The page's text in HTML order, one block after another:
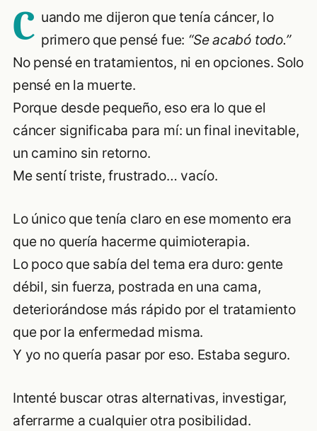
C uando me dijeron que tenía cáncer, lo
primero que pensé fue: “Se acabó todo.”
No pensé en tratamientos, ni en opciones. Solo
pensé en la muerte.
Porque desde pequeño, eso era lo que el
cáncer significaba para mí: un final inevitable,
un camino sin retorno.
Me sentí triste, frustrado… vacío.
Lo único que tenía claro en ese momento era
que no quería hacerme quimioterapia.
Lo poco que sabía del tema era duro: gente
débil, sin fuerza, postrada en una cama,
deteriorándose más rápido por el tratamiento
que por la enfermedad misma.
Y yo no quería pasar por eso. Estaba seguro.
Intenté buscar otras alternativas, investigar,
aferrarme a cualquier otra posibilidad.